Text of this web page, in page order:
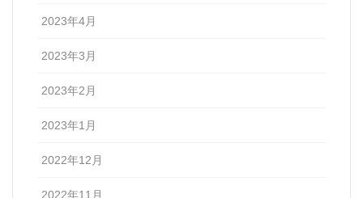
2023年4月
2023年3月
2023年2月
2023年1月
2022年12月
2022年11月